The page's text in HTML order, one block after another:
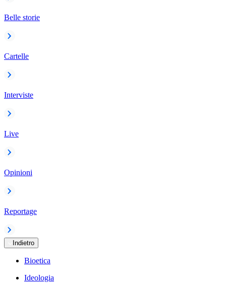
Belle storie
Cartelle
Interviste
Live
Opinioni
Reportage
Indietro
Bioetica
Ideologia